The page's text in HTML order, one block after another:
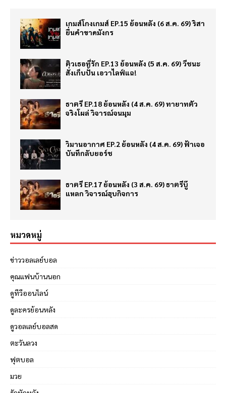
เกมส์โกงเกมส์ EP.15 ย้อนหลัง (6 ส.ค. 69) ริสา
ยื่นคำขาดมังกร
ติวเธอที่รัก EP.13 ย้อนหลัง (5 ส.ค. 69) วีชนะ
สั่งเก็บปั้น เอวาไลฟ์แฉ!
ธาตรี EP.18 ย้อนหลัง (4 ส.ค. 69) ทายาทตัว
จริงโผล่ วิจารณ์จนมุม
วิมานอากาศ EP.2 ย้อนหลัง (4 ส.ค. 69) ฟ้าเจอ
บันทึกลับยอร์ช
ธาตรี EP.17 ย้อนหลัง (3 ส.ค. 69) ธาตรีบู๊
แหลก วิจารณ์ฮุบกิจการ
หมวดหมู่
ข่าววอลเลย์บอล
คุณแฟนบ้านนอก
ดูทีวีออนไลน์
ดูละครย้อนหลัง
ดูวอลเลย์บอลสด
ตะวันลวง
ฟุตบอล
มวย